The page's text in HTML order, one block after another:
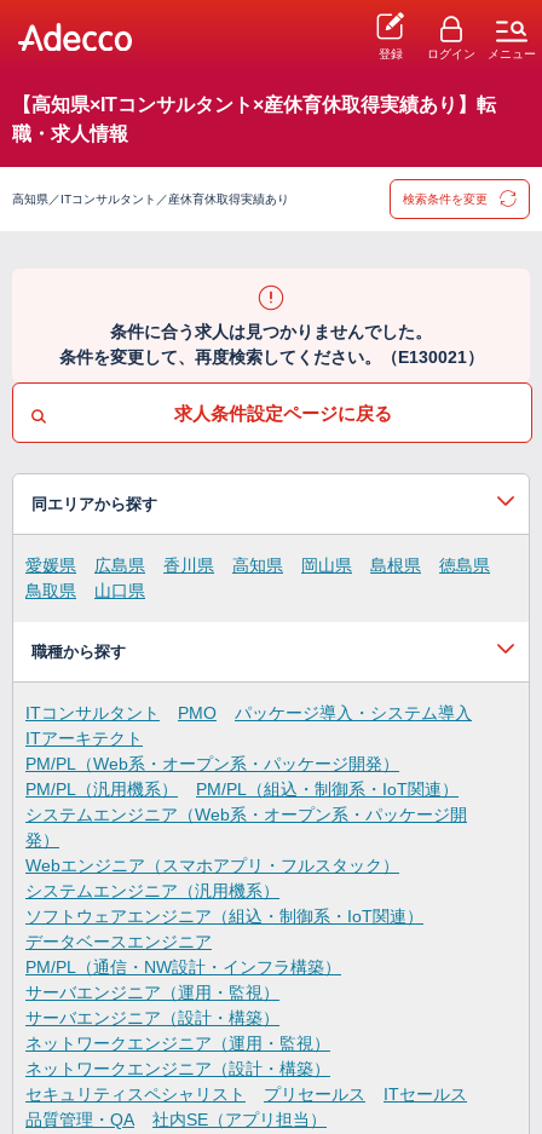
登録 ログイン メニュー
【高知県×ITコンサルタント×産休育休取得実績あり】転
職・求人情報
高知県／ITコンサルタント／産休育休取得実績あり 検索条件を変更
条件に合う求人は見つかりませんでした。
条件を変更して、再度検索してください。（E130021）
求人条件設定ページに戻る
同エリアから探す
愛媛県 広島県 香川県 高知県 岡山県 島根県
徳島県
鳥取県
山口県
職種から探す
ITコンサルタント PMO
パッケージ導入・システム導入
ITアーキテクト
PM/PL（Web系・オープン系・パッケージ開発）
PM/PL（汎用機系）
PM/PL（組込・制御系・IoT関連）
システムエンジニア（Web系・オープン系・パッケージ開
発）
Webエンジニア（スマホアプリ・フルスタック）
システムエンジニア（汎用機系）
ソフトウェアエンジニア（組込・制御系・IoT関連）
データベースエンジニア
PM/PL（通信・NW設計・インフラ構築）
サーバエンジニア（運用・監視）
サーバエンジニア（設計・構築）
ネットワークエンジニア（運用・監視）
ネットワークエンジニア（設計・構築）
セキュリティスペシャリスト
プリセールス
ITセールス
品質管理・QA
社内SE（アプリ担当）